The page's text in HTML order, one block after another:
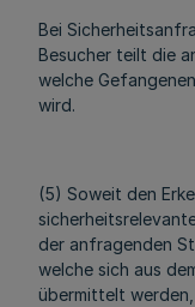
Bei
Besucher teilt die
welche
wird.
(5) Soweit den
der anfragenden
welche sich aus
übermittelt